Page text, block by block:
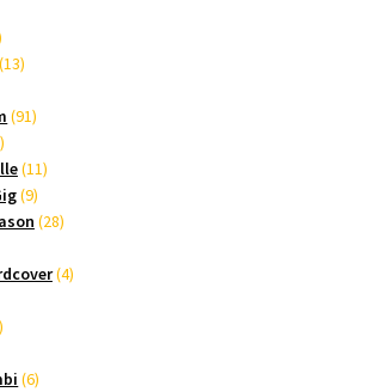
Produkte
1313
9191
1111
99
Produkte
2828
44
11
66